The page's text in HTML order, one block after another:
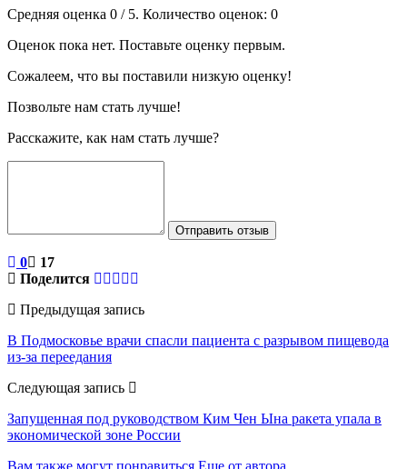
Средняя оценка 0 / 5. Количество оценок: 0
Оценок пока нет. Поставьте оценку первым.
Сожалеем, что вы поставили низкую оценку!
Позвольте нам стать лучше!
Расскажите, как нам стать лучше?
Отправить отзыв
0
17
Поделится
Предыдущая запись
В Подмосковье врачи спасли пациента с разрывом пищевода
из-за переедания
Следующая запись
Запущенная под руководством Ким Чен Ына ракета упала в
экономической зоне России
Вам также могут понравиться Еще от автора